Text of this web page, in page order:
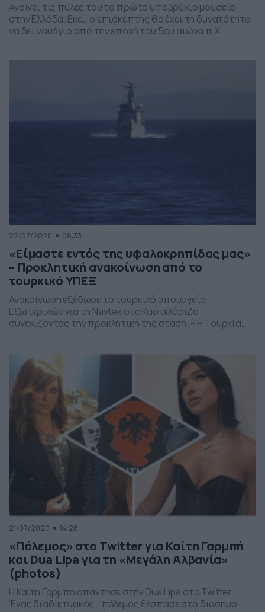
Ανοίγει τις πύλες του το πρώτο υποβρύχιο μουσείο
στην Ελλάδα. Εκεί, ο επισκέπτης θα έχει τη δυνατότητα
να δει ναυάγιο από την εποχή του 5ου αιώνα π.Χ.
22/07/2020 08:33
«Είμαστε εντός της υφαλοκρηπίδας μας»
– Προκλητική ανακοίνωση από το
τουρκικό ΥΠΕΞ
Ανακοίνωση εξέδωσε το τουρκικό υπουργείο
Εξωτερικών για τη Navtex στο Καστελόριζο
συνεχίζοντας την προκλητική της στάση. – Η Τουρκία
Στο διάβημα της Αθήνας απάντησε το υπουργείο
Εξωτερικών της Τουρκίας μία μόλις μέρα μετά την
έκδοση της NAVTEX από […]
21/07/2020 14:28
«Πόλεμος» στο Twitter για Καίτη Γαρμπή
και Dua Lipa για τη «Μεγάλη Αλβανία»
(photos)
Η Καίτη Γαρμπή απάντησε στην Dua Lipa στο Twitter.
Ένας διαδικτυακός… πόλεμος ξέσπασε στο διάσημο